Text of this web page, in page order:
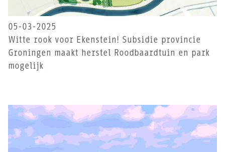
05-03-2025
Witte rook voor Ekenstein! Subsidie provincie
Groningen maakt herstel Roodbaardtuin en park
mogelijk